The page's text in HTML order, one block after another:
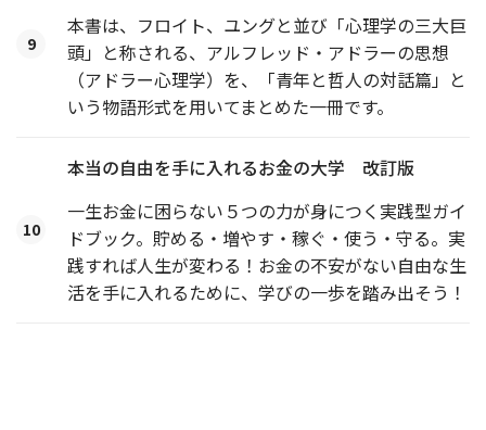
9
本書は、フロイト、ユングと並び「心理学の三大巨
頭」と称される、アルフレッド・アドラーの思想
（アドラー心理学）を、「青年と哲人の対話篇」と
いう物語形式を用いてまとめた一冊です。
10
本当の自由を手に入れるお金の大学 改訂版
一生お金に困らない５つの力が身につく実践型ガイ
ドブック。貯める・増やす・稼ぐ・使う・守る。実
践すれば人生が変わる！お金の不安がない自由な生
活を手に入れるために、学びの一歩を踏み出そう！